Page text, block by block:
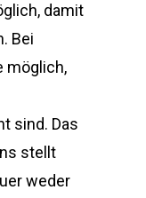
damit
Bei
möglich,
sind. Das
stellt
weder